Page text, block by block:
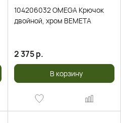
104206032 OMEGA Крючок
двойной, хром BEMETA
2 375р.
В корзину